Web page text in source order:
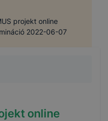
projekt online
2022-06-07
online